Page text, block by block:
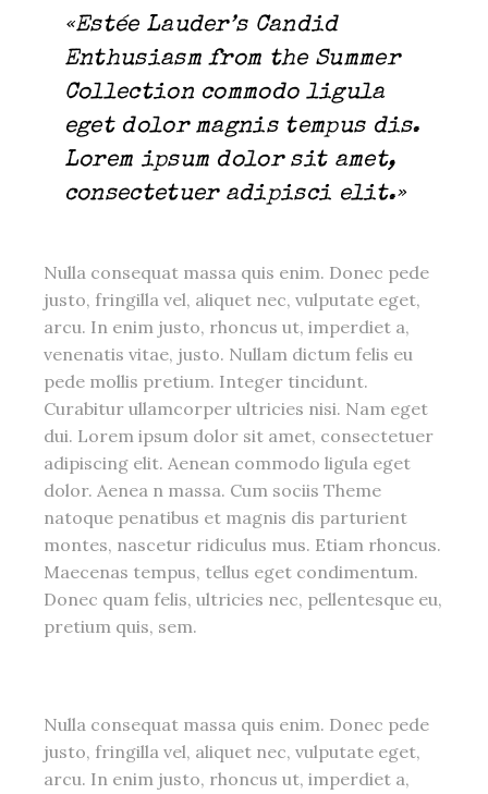
«Estée Lauder’s Candid
Enthusiasm from the Summer
Collection commodo ligula
eget dolor magnis tempus dis.
Lorem ipsum dolor sit amet,
consectetuer adipisci elit.»
Nulla consequat massa quis enim. Donec pede
justo, fringilla vel, aliquet nec, vulputate eget,
arcu. In enim justo, rhoncus ut, imperdiet a,
venenatis vitae, justo. Nullam dictum felis eu
pede mollis pretium. Integer tincidunt.
Curabitur ullamcorper ultricies nisi. Nam eget
dui. Lorem ipsum dolor sit amet, consectetuer
adipiscing elit. Aenean commodo ligula eget
dolor. Aenea n massa. Cum sociis Theme
natoque penatibus et magnis dis parturient
montes, nascetur ridiculus mus. Etiam rhoncus.
Maecenas tempus, tellus eget condimentum.
Donec quam felis, ultricies nec, pellentesque eu,
pretium quis, sem.
Nulla consequat massa quis enim. Donec pede
justo, fringilla vel, aliquet nec, vulputate eget,
arcu. In enim justo, rhoncus ut, imperdiet a,